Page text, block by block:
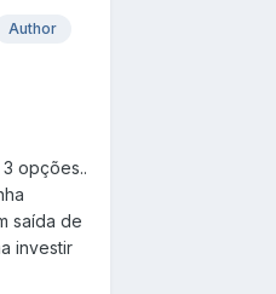
Author
opções..
saída de
investir